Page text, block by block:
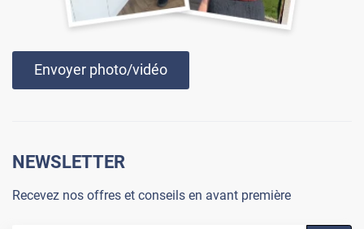
Envoyer photo/vidéo
NEWSLETTER
Recevez nos offres et conseils en avant première